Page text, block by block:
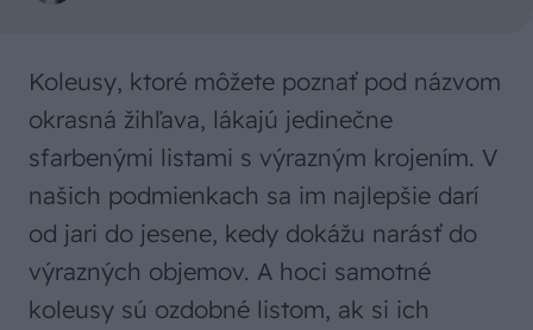
Koleusy, ktoré môžete poznať pod názvom
okrasná žihľava, lákajú jedinečne
sfarbenými listami s výrazným krojením. V
našich podmienkach sa im najlepšie darí
od jari do jesene, kedy dokážu narásť do
výrazných objemov. A hoci samotné
koleusy sú ozdobné listom, ak si ich